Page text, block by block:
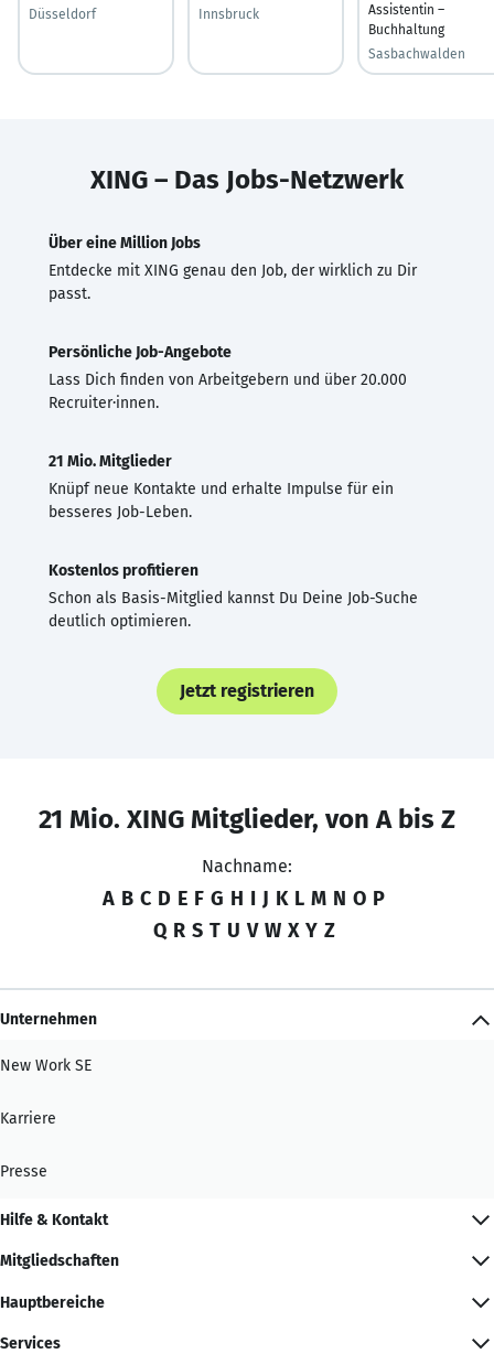
Düsseldorf
Innsbruck
Assistentin –
Buchhaltung
Sasbachwalden
XING – Das Jobs-Netzwerk
Über eine Million Jobs
Entdecke mit XING genau den Job, der wirklich zu Dir
passt.
Persönliche Job-Angebote
Lass Dich finden von Arbeitgebern und über 20.000
Recruiter·innen.
21 Mio. Mitglieder
Knüpf neue Kontakte und erhalte Impulse für ein
besseres Job-Leben.
Kostenlos profitieren
Schon als Basis-Mitglied kannst Du Deine Job-Suche
deutlich optimieren.
Jetzt registrieren
21 Mio. XING Mitglieder, von A bis Z
Nachname:
A B C D E F G H I J K L M N O P
Q R S T U V W X Y Z
Unternehmen
New Work SE
Karriere
Presse
Hilfe & Kontakt
Mitgliedschaften
Hauptbereiche
Services